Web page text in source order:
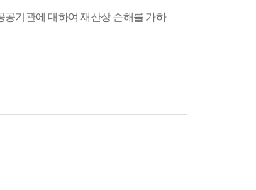
공기관에 대하여 재산상 손해를 가하